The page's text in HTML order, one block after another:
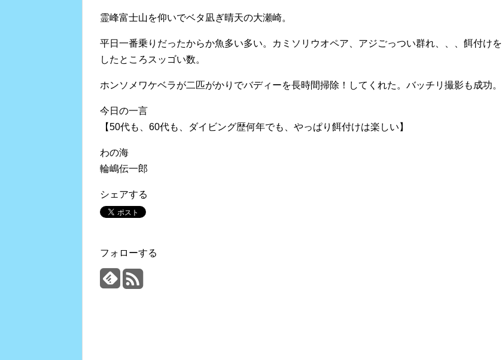
霊峰富士山を仰いでベタ凪ぎ晴天の大瀬崎。
平日一番乗りだったからか魚多い多い。カミソリウオペア、アジごっつい群れ、、、餌付けを
したところスッゴい数。
ホンソメワケベラが二匹がかりでバディーを長時間掃除！してくれた。バッチリ撮影も成功。
今日の一言
【50代も、60代も、ダイビング歴何年でも、やっぱり餌付けは楽しい】
わの海
輪嶋伝一郎
シェアする
フォローする